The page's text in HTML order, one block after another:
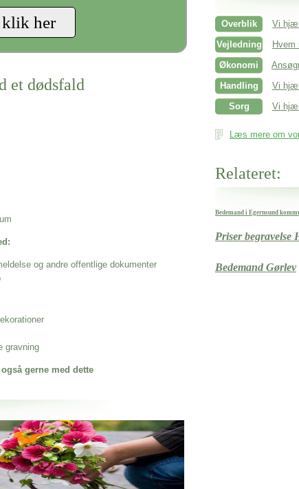
et dødsfald
og andre offentlige dokumenter
gravning
gerne med dette
Overblik
Vi
Vejledning
Hvem
Økonomi
Handling
Vi
Sorg
Vi
Læs mere om
Relateret:
Bedemand i Egernsund
Priser begravelse
Bedemand Gørlev